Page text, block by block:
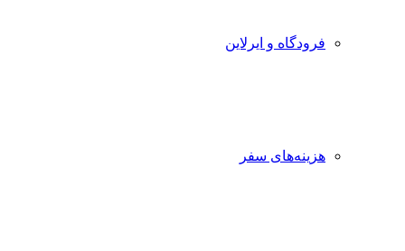
فرودگاه و ایرلاین
هزینه‌های سفر